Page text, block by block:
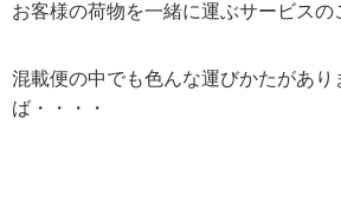
お客様の荷物を一緒に運ぶサービスの
混載便の中でも色んな運びかたがあり
ば・・・・